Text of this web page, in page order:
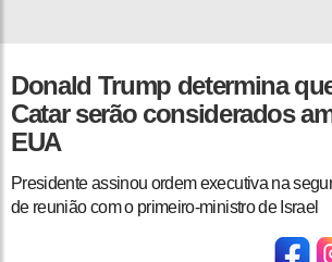
Donald Trump determina
Catar serão considerados
EUA
Presidente assinou ordem executiva na
de reunião com o primeiro-ministro de Israel